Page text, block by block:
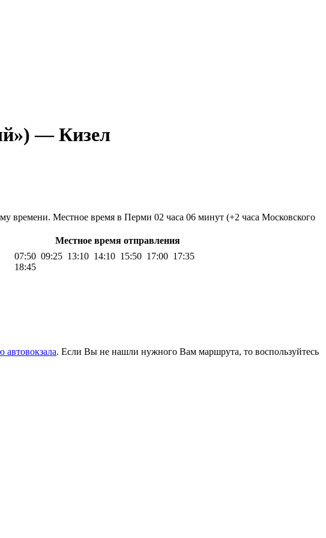
— Кизел
времени. Местное время в Перми 02 часа 06 минут (+2 часа Московского
Местное время отправления
07:50 09:25 13:10 14:10 15:50 17:00 17:35
18:45
автовокзала. Если Вы не нашли нужного Вам маршрута, то воспользуйтесь